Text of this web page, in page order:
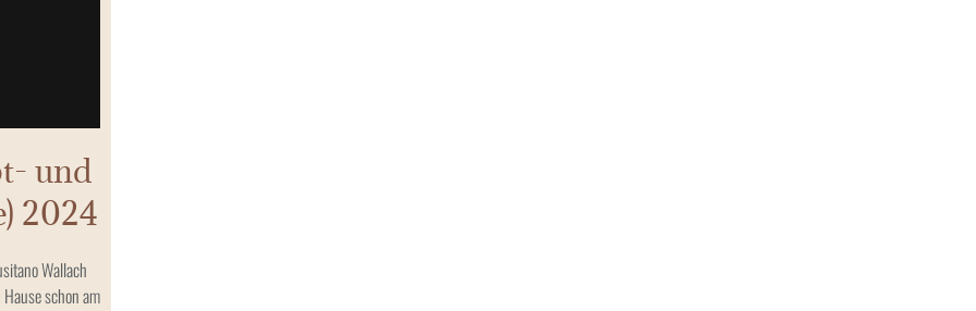
und
2024
Wallach
schon am